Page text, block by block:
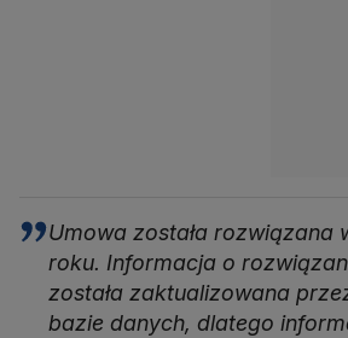
Umowa została rozwiązana
roku. Informacja o
została zaktualizowana
bazie danych, dlatego